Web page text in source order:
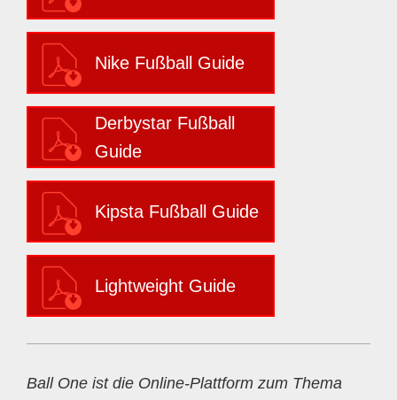
Nike Fußball Guide
Derbystar Fußball
Guide
Kipsta Fußball Guide
Lightweight Guide
Ball One ist die Online-Plattform zum Thema